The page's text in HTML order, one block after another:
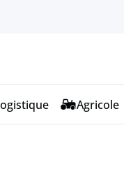
Agricole